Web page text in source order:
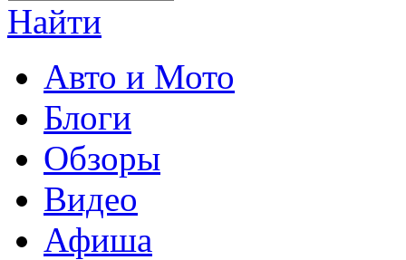
Найти
Авто и Мото
Блоги
Обзоры
Видео
Афиша